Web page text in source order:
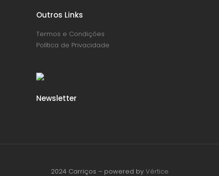
Newsletter
Outros Links
Termos e Condições
Política de Privacidade
2024 Carriços – powered by Vértice